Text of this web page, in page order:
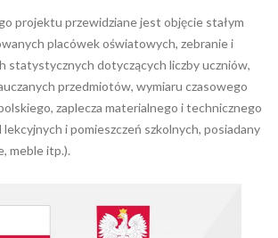
projektu przewidziane jest objęcie stałym
placówek oświatowych, zebranie i
statystycznych dotyczących liczby uczniów,
przedmiotów, wymiaru czasowego
zaplecza materialnego i technicznego
i pomieszczeń szkolnych, posiadany
meble itp.).